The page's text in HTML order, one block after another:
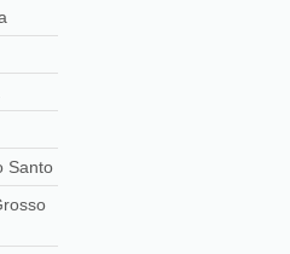
Santo